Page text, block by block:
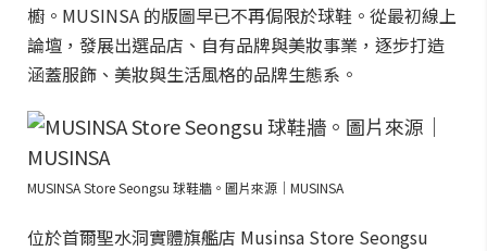
櫥。MUSINSA 的版圖早已不再侷限於球鞋。從最初線上
論壇，發展出選品店、自有品牌與美妝事業，逐步打造
涵蓋服飾、美妝與生活風格的品牌生態系。
MUSINSA Store Seongsu 球鞋牆。圖片來源｜MUSINSA
位於首爾聖水洞實體旗艦店 Musinsa Store Seongsu